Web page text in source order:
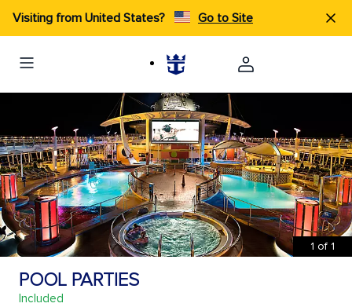
Visiting from United States? Go to Site
1 of 1
POOL PARTIES
Included